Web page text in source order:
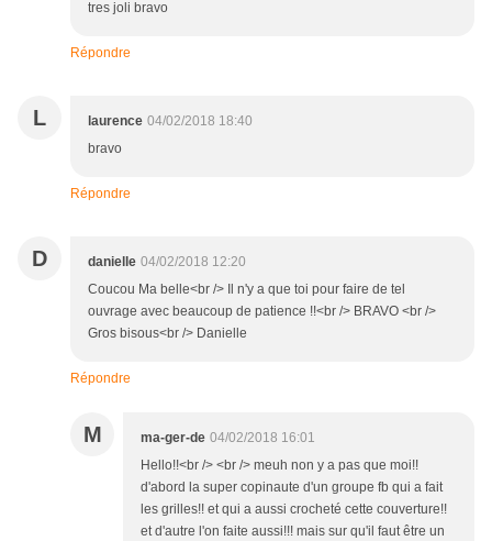
tres joli bravo
Répondre
L laurence 04/02/2018 18:40
bravo
Répondre
D danielle 04/02/2018 12:20
Coucou Ma belle<br /> Il n'y a que toi pour faire de tel
ouvrage avec beaucoup de patience !!<br /> BRAVO <br />
Gros bisous<br /> Danielle
Répondre
M ma-ger-de 04/02/2018 16:01
Hello!!<br /> <br /> meuh non y a pas que moi!!
d'abord la super copinaute d'un groupe fb qui a fait
les grilles!! et qui a aussi crocheté cette couverture!!
et d'autre l'on faite aussi!!! mais sur qu'il faut être un